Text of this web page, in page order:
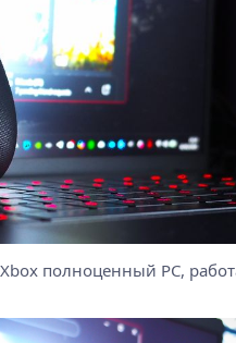
полноценный PC,